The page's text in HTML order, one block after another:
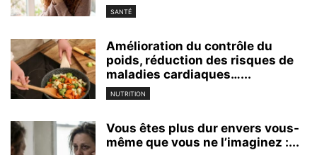
SANTÉ
Amélioration du contrôle du
poids, réduction des risques de
maladies cardiaques…...
NUTRITION
Vous êtes plus dur envers vous-
même que vous ne l’imaginez :...